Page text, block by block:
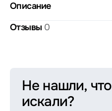
Описание
Отзывы 0
Не нашли, что
искали?